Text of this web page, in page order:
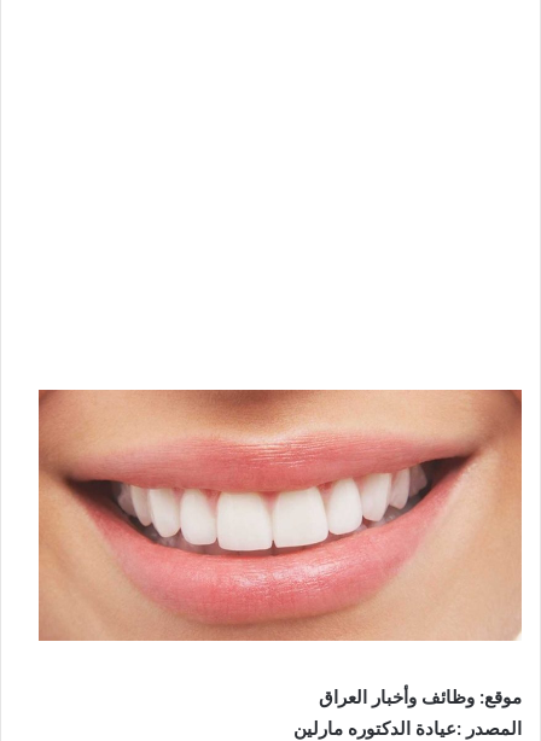
موقع: وظائف وأخبار العراق
المصدر :عيادة الدكتوره مارلين